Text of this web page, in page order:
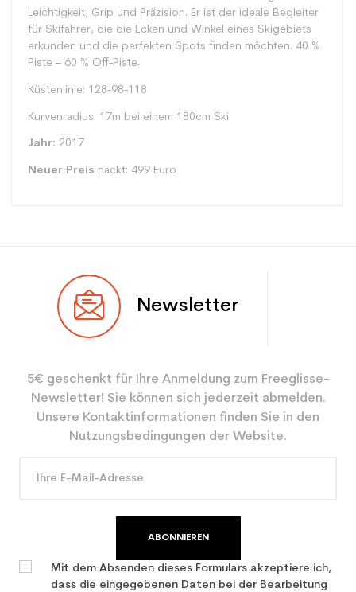
Leichtigkeit, Grip und Präzision. Er ist der ideale Begleiter
für Skifahrer, die die Ecken und Winkel eines Skigebiets
erkunden und die perfekten Spots finden möchten. 40 %
Piste – 60 % Off-Piste.
Küstenlinie: 128-98-118
Kurvenradius: 17m bei einem 180cm Ski
Jahr: 2017
Neuer Preis nackt: 499 Euro
Benutzer Gemischt
Farbe Schwarz
Benutzer - Konfigurator Freerideur
CO2-Einsparungen für
3.9
Newsletter
5€ geschenkt für Ihre Anmeldung zum Freeglisse-
Newsletter! Sie können sich jederzeit abmelden.
Unsere Kontaktinformationen finden Sie in den
Nutzungsbedingungen der Website.
ABONNIEREN
Mit dem Absenden dieses Formulars akzeptiere ich,
dass die eingegebenen Daten bei der Bearbeitung